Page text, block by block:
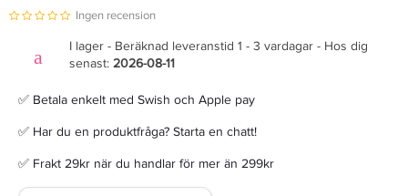
Ingen recension
I lager - Beräknad leveranstid 1 - 3 vardagar - Hos dig
senast: 2026-08-11
✅ Betala enkelt med Swish och Apple pay
✅ Har du en produktfråga? Starta en chatt!
✅ Frakt 29kr när du handlar för mer än 299kr